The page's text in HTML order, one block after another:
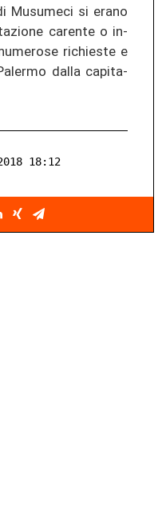
Mu­su­me­ci si erano
ca­ren­te o in­
ri­chies­te e
dalla ca­pi­ta­
18:12